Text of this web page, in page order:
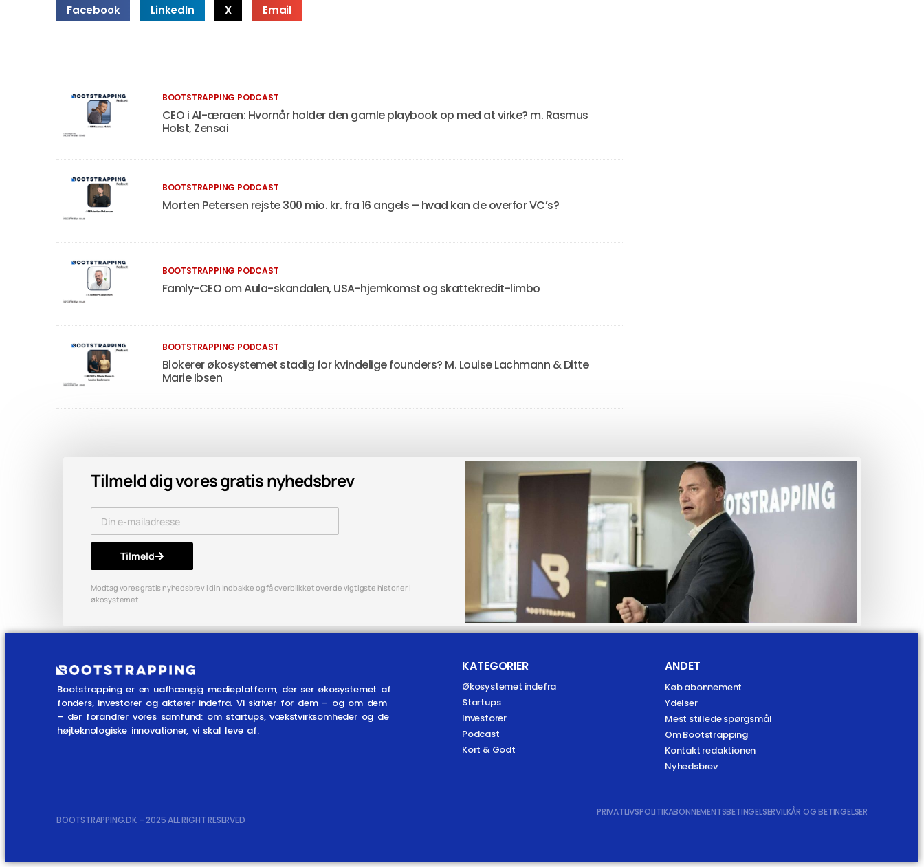
Facebook LinkedIn X Email
BOOTSTRAPPING PODCAST
CEO i AI-æraen: Hvornår holder den gamle playbook op med at virke? m. Rasmus
Holst, Zensai
BOOTSTRAPPING PODCAST
Morten Petersen rejste 300 mio. kr. fra 16 angels – hvad kan de overfor VC’s?
BOOTSTRAPPING PODCAST
Famly-CEO om Aula-skandalen, USA-hjemkomst og skattekredit-limbo
BOOTSTRAPPING PODCAST
Blokerer økosystemet stadig for kvindelige founders? M. Louise Lachmann & Ditte
Marie Ibsen
Tilmeld dig vores gratis nyhedsbrev
Tilmeld
Modtag vores gratis nyhedsbrev i din indbakke og få overblikket over de vigtigste historier i
økosystemet
Bootstrapping er en uafhængig medieplatform, der ser økosystemet af
fonders, investorer og aktører indefra. Vi skriver for dem – og om dem
– der forandrer vores samfund: om startups, vækstvirksomheder og de
højteknologiske innovationer, vi skal leve af.
KATEGORIER
Økosystemet indefra
Startups
Investorer
Podcast
Kort & Godt
ANDET
Køb abonnement
Ydelser
Mest stillede spørgsmål
Om Bootstrapping
Kontakt redaktionen
Nyhedsbrev
BOOTSTRAPPING.DK – 2025 ALL RIGHT RESERVED
PRIVATLIVSPOLITIKABONNEMENTSBETINGELSERVILKÅR OG BETINGELSER